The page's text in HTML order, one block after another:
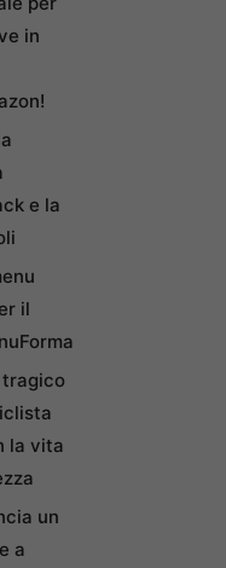
in
e la
il
tragico
la vita
un
a